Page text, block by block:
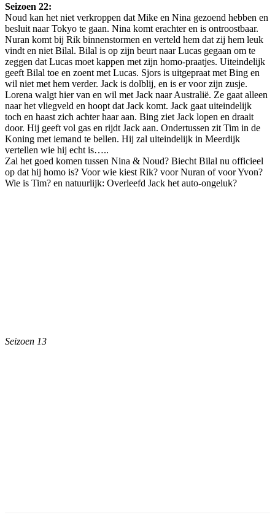
Seizoen 22:
Noud kan het niet verkroppen dat Mike en Nina gezoend hebben en
besluit naar Tokyo te gaan. Nina komt erachter en is ontroostbaar.
Nuran komt bij Rik binnenstormen en verteld hem dat zij hem leuk
vindt en niet Bilal. Bilal is op zijn beurt naar Lucas gegaan om te
zeggen dat Lucas moet kappen met zijn homo-praatjes. Uiteindelijk
geeft Bilal toe en zoent met Lucas. Sjors is uitgepraat met Bing en
wil niet met hem verder. Jack is dolblij, en is er voor zijn zusje.
Lorena walgt hier van en wil met Jack naar Australië. Ze gaat alleen
naar het vliegveld en hoopt dat Jack komt. Jack gaat uiteindelijk
toch en haast zich achter haar aan. Bing ziet Jack lopen en draait
door. Hij geeft vol gas en rijdt Jack aan. Ondertussen zit Tim in de
Koning met iemand te bellen. Hij zal uiteindelijk in Meerdijk
vertellen wie hij echt is…..
Zal het goed komen tussen Nina & Noud? Biecht Bilal nu officieel
op dat hij homo is? Voor wie kiest Rik? voor Nuran of voor Yvon?
Wie is Tim? en natuurlijk: Overleefd Jack het auto-ongeluk?
Seizoen 13